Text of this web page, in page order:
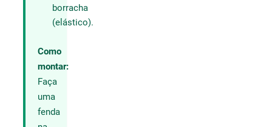
borracha
(elástico).
Como
montar:
Faça
uma
fenda